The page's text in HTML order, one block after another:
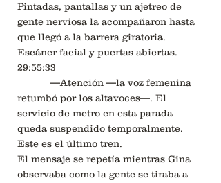
Pintadas, pantallas y un ajetreo de
gente nerviosa la acompañaron hasta
que llegó a la barrera giratoria.
Escáner facial y puertas abiertas.
29:55:33
—Atención —la voz femenina
retumbó por los altavoces—. El
servicio de metro en esta parada
queda suspendido temporalmente.
Este es el último tren.
El mensaje se repetía mientras Gina
observaba como la gente se tiraba a